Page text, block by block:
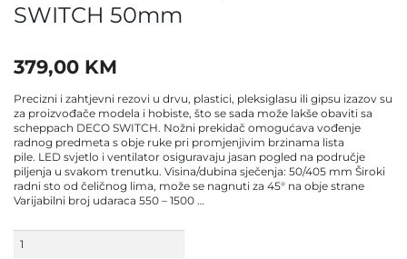
SWITCH 50mm
379,00 KM
Precizni i zahtjevni rezovi u drvu, plastici, pleksiglasu ili gipsu izazov su
za proizvođače modela i hobiste, što se sada može lakše obaviti sa
scheppach DECO SWITCH. Nožni prekidač omogućava vođenje
radnog predmeta s obje ruke pri promjenjivim brzinama lista
pile. LED svjetlo i ventilator osiguravaju jasan pogled na područje
piljenja u svakom trenutku. Visina/dubina sječenja: 50/405 mm Široki
radni sto od čeličnog lima, može se nagnuti za 45° na obje strane
Varijabilni broj udaraca 550 – 1500 …
tračna